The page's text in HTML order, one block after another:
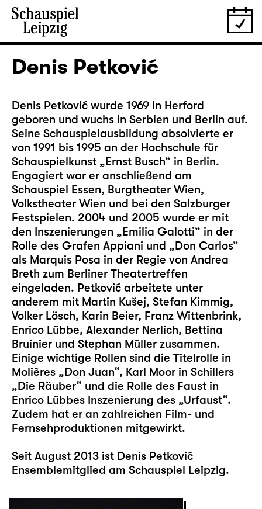
Denis Petković
Denis Petković wurde 1969 in Herford
geboren und wuchs in Serbien und Berlin auf.
Seine Schauspielausbildung absolvierte er
von 1991 bis 1995 an der Hochschule für
Schauspielkunst „Ernst Busch“ in Berlin.
Engagiert war er anschließend am
Schauspiel Essen, Burgtheater Wien,
Volkstheater Wien und bei den Salzburger
Festspielen. 2004 und 2005 wurde er mit
den Inszenierungen „Emilia Galotti“ in der
Rolle des Grafen Appiani und „Don Carlos“
als Marquis Posa in der Regie von Andrea
Breth zum Berliner Theatertreffen
eingeladen. Petković arbeitete unter
anderem mit Martin Kušej, Stefan Kimmig,
Volker Lösch, Karin Beier, Franz Wittenbrink,
Enrico Lübbe, Alexander Nerlich, Bettina
Bruinier und Stephan Müller zusammen.
Einige wichtige Rollen sind die Titelrolle in
Molières „Don Juan“, Karl Moor in Schillers
„Die Räuber“ und die Rolle des Faust in
Enrico Lübbes Inszenierung des „Urfaust“.
Zudem hat er an zahlreichen Film- und
Fernsehproduktionen mitgewirkt.
Seit August 2013 ist Denis Petković
Ensemblemitglied am Schauspiel Leipzig.